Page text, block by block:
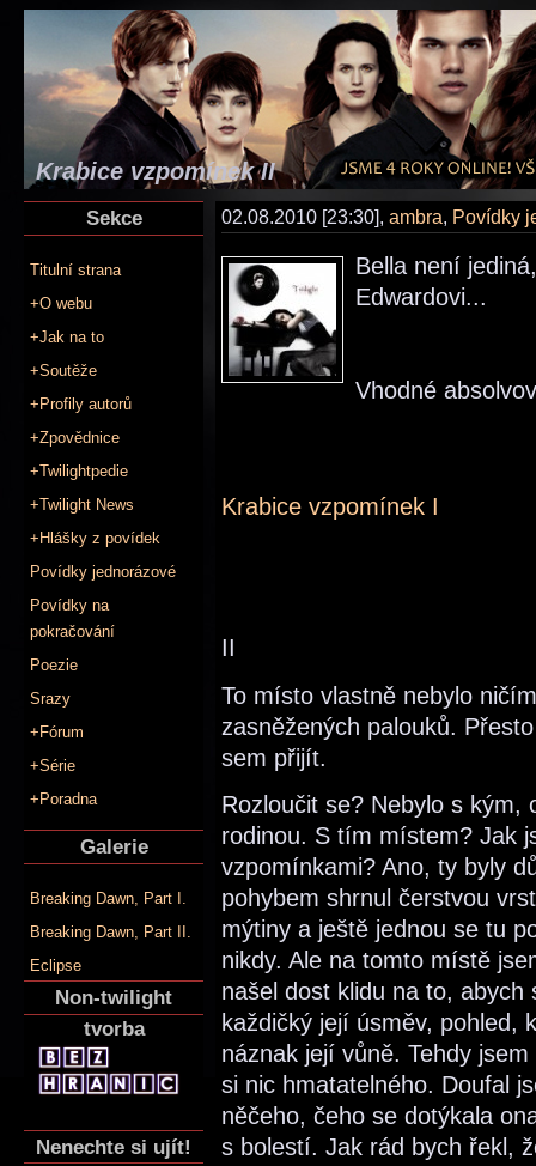
Krabice vzpomínek II
Sekce
Titulní strana
+O webu
+Jak na to
+Soutěže
+Profily autorů
+Zpovědnice
+Twilightpedie
+Twilight News
+Hlášky z povídek
Povídky jednorázové
Povídky na
pokračování
Poezie
Srazy
+Fórum
+Série
+Poradna
Galerie
Breaking Dawn, Part I.
Breaking Dawn, Part II.
Eclipse
Non-twilight
tvorba
Nenechte si ujít!
02.08.2010 [23:30], ambra, Povídky
Bella není
Edwardovi...
Vhodné
Krabice vzpomínek I
II
To místo vlastně nebylo
zasněžených palouků.
sem přijít.
Rozloučit se? Nebylo s kým,
rodinou. S tím místem? Jak
vzpomínkami? Ano, ty byly
pohybem shrnul čerstvou
mýtiny a ještě jednou se tu
nikdy. Ale na tomto místě
našel dost klidu na to,
každičký její úsměv, pohled,
náznak její vůně. Tehdy
si nic hmatatelného. Doufal
něčeho, čeho se dotýkala
s bolestí. Jak rád bych řekl,